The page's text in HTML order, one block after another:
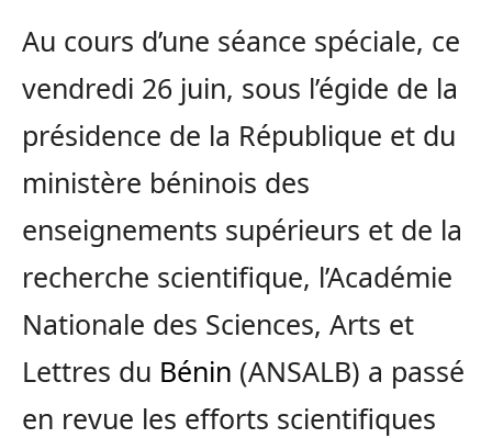
Au cours d’une séance spéciale, ce
vendredi 26 juin, sous l’égide de la
présidence de la République et du
ministère béninois des
enseignements supérieurs et de la
recherche scientifique, l’Académie
Nationale des Sciences, Arts et
Lettres du Bénin (ANSALB) a passé
en revue les efforts scientifiques